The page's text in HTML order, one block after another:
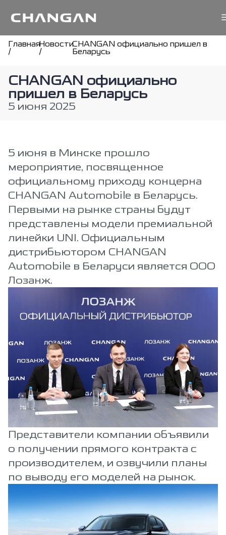
Главная
/
Новости
/
CHANGAN официально пришел в
Беларусь
CHANGAN официально
пришел в Беларусь
5 июня 2025
5 июня в Минске прошло
мероприятие, посвященное
официальному приходу концерна
CHANGAN Automobile в Беларусь.
Первыми на рынке страны будут
представлены модели премиальной
линейки UNI. Официальным
дистрибьютором CHANGAN
Automobile в Беларуси является ООО
Лозанж.
Представители компании объявили
о получении прямого контракта с
производителем, и озвучили планы
по выводу его моделей на рынок.